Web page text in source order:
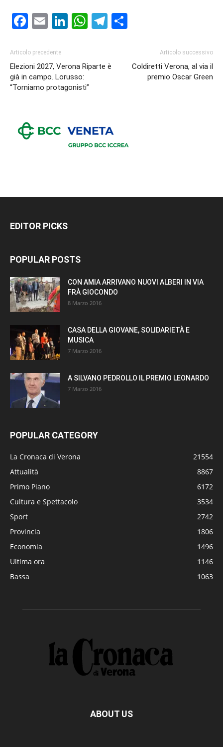
Facebook
EmailLinkedIn
WhatsApp
Telegram
Articolo precedente
Elezioni 2027, Verona Riparte è
già in campo. Lorusso:
“Torniamo protagonisti”
Articolo successivo
Coldiretti Verona, al via il
premio Oscar Green
EDITOR PICKS
POPULAR POSTS
CON AMIA ARRIVANO NUOVI ALBERI IN VIA
FRÀ GIOCONDO
8 Marzo 2016
CASA DELLA GIOVANE, SOLIDARIETÀ E
MUSICA
7 Marzo 2016
A SILVANO PEDROLLO IL PREMIO LEONARDO
7 Marzo 2016
POPULAR CATEGORY
La Cronaca di Verona
21554
Attualità
8867
Primo Piano
6172
Cultura e Spettacolo
3534
Sport
2742
Provincia
1806
Economia
1496
Ultima ora
1146
Bassa
1063
ABOUT US